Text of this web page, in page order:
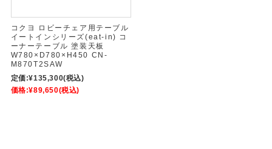
コクヨ ロビーチェア用テーブル
イートインシリーズ(eat-in) コ
ーナーテーブル 塗装天板
W780×D780×H450 CN-
M870T2SAW
定価:¥135,300(税込)
価格:¥89,650(税込)